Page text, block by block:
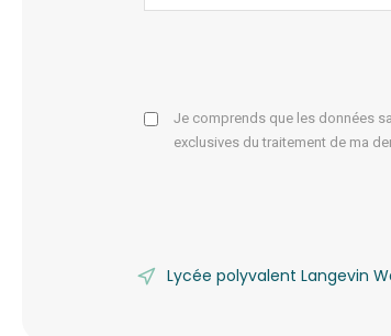
Je comprends que les données
exclusives du traitement de ma
Lycée polyvalent Langevin